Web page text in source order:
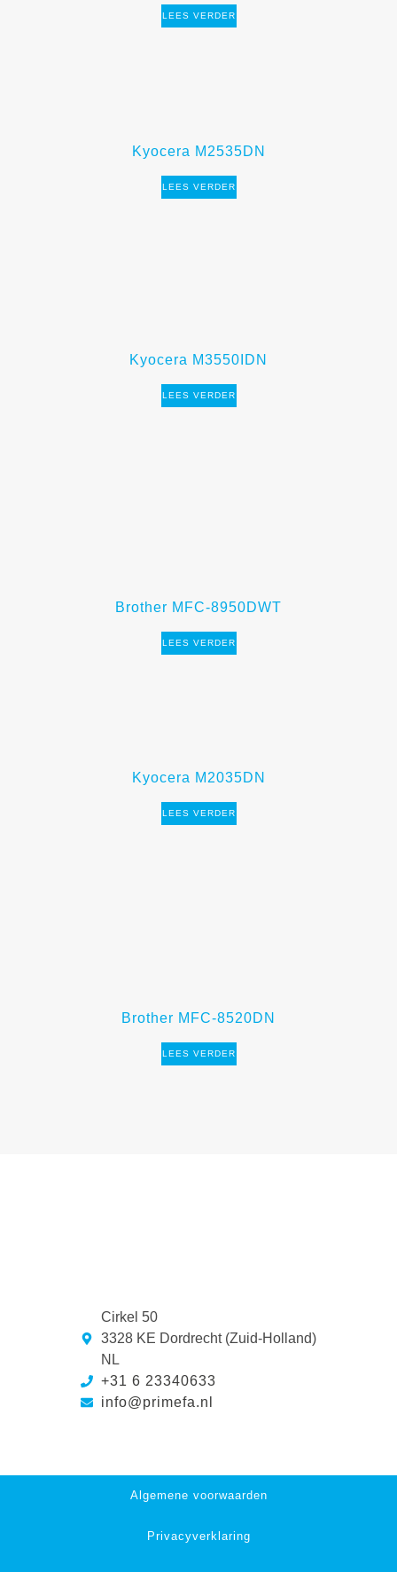
LEES VERDER
Kyocera M2535DN
LEES VERDER
Kyocera M3550IDN
LEES VERDER
Brother MFC-8950DWT
LEES VERDER
Kyocera M2035DN
LEES VERDER
Brother MFC-8520DN
LEES VERDER
Cirkel 50
3328 KE Dordrecht (Zuid-Holland)
NL
+31 6 23340633
info@primefa.nl
Algemene voorwaarden
Privacyverklaring